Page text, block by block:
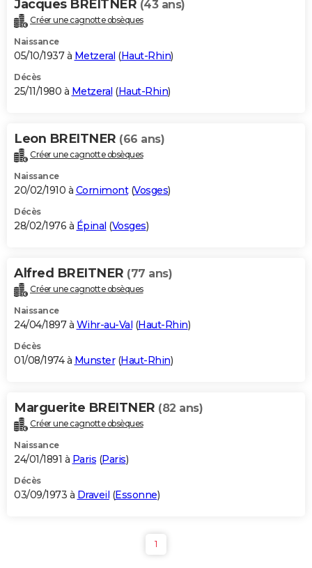
Jacques BREITNER (43 ans)
Créer une cagnotte obsèques
Naissance
05/10/1937 à Metzeral (Haut-Rhin)
Décès
25/11/1980 à Metzeral (Haut-Rhin)
Leon BREITNER (66 ans)
Créer une cagnotte obsèques
Naissance
20/02/1910 à Cornimont(Vosges)
Décès
28/02/1976 à Épinal (Vosges)
Alfred BREITNER (77 ans)
Créer une cagnotte obsèques
Naissance
24/04/1897 à Wihr-au-Val (Haut-Rhin)
Décès
01/08/1974 à Munster(Haut-Rhin)
Marguerite BREITNER (82 ans)
Créer une cagnotte obsèques
Naissance
24/01/1891 à Paris (Paris)
Décès
03/09/1973 à Draveil (Essonne)
1